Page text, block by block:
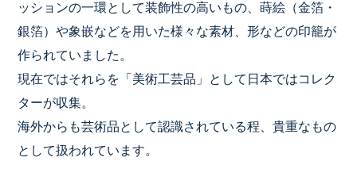
ッションの一環として装飾性の高いもの、蒔絵（金箔・
銀箔）や象嵌などを用いた様々な素材、形などの印籠が
作られていました。
現在ではそれらを「美術工芸品」として日本ではコレク
ターが収集。
海外からも芸術品として認識されている程、貴重なもの
として扱われています。